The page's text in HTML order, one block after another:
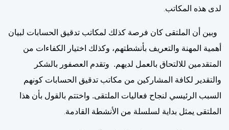
لدى هذه المكاتب.
وبين أن الملتقى كان فرصة كذلك لمكاتب تدقيق الحسابات لبيان
أهمية المهنة والتعريف بأنشطتهم، وكذلك اختيار الكفاءات من
المتقدمين للالتحاق بالعمل لديهم. وتقدم العصفور بالشكر
والتقدير لكافة المشاركين من مكاتب تدقيق الحسابات كونهم
السبب الرئيسي لنجاح فعاليات الملتقى. واختتم بالقول بأن هذا
الملتقى يمثل بداية لسلسلة من الأنشطة القادمة.